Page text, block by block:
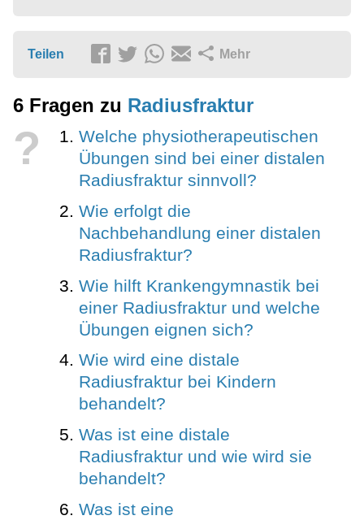
Teilen Mehr
6 Fragen zu Radiusfraktur
?
Welche physiotherapeutischen
Übungen sind bei einer distalen
Radiusfraktur sinnvoll?
Wie erfolgt die
Nachbehandlung einer distalen
Radiusfraktur?
Wie hilft Krankengymnastik bei
einer Radiusfraktur und welche
Übungen eignen sich?
Wie wird eine distale
Radiusfraktur bei Kindern
behandelt?
Was ist eine distale
Radiusfraktur und wie wird sie
behandelt?
Was ist eine